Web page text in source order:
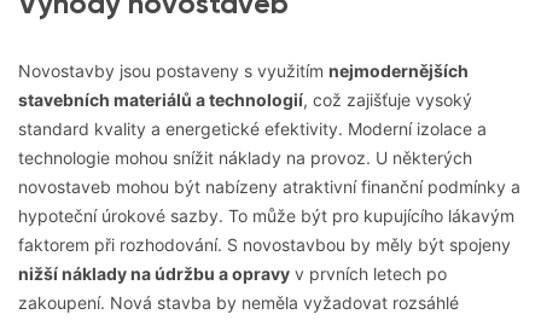
Novostavby jsou postaveny s využitím nejmodernějších
stavebních materiálů a technologií, což zajišťuje vysoký
standard kvality a energetické efektivity. Moderní izolace a
technologie mohou snížit náklady na provoz. U některých
novostaveb mohou být nabízeny atraktivní finanční podmínky a
hypoteční úrokové sazby. To může být pro kupujícího lákavým
faktorem při rozhodování. S novostavbou by měly být spojeny
nižší náklady na údržbu a opravy v prvních letech po
zakoupení. Nová stavba by neměla vyžadovat rozsáhlé